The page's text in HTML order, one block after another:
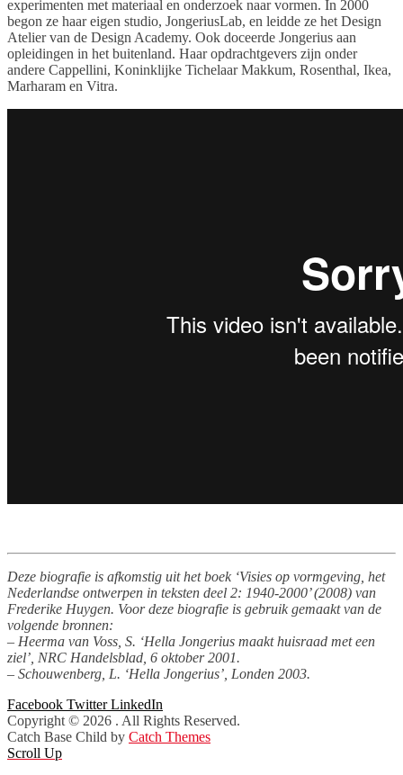
experimenten met materiaal en onderzoek naar vormen. In 2000
begon ze haar eigen studio, JongeriusLab, en leidde ze het Design
Atelier van de Design Academy. Ook doceerde Jongerius aan
opleidingen in het buitenland. Haar opdrachtgevers zijn onder
andere Cappellini, Koninklijke Tichelaar Makkum, Rosenthal, Ikea,
Marharam en Vitra.
Deze biografie is afkomstig uit het boek ‘Visies op vormgeving, het
Nederlandse ontwerpen in teksten deel 2: 1940-2000’ (2008) van
Frederike Huygen. Voor deze biografie is gebruik gemaakt van de
volgende bronnen:
– Heerma van Voss, S. ‘Hella Jongerius maakt huisraad met een
ziel’, NRC Handelsblad, 6 oktober 2001.
– Schouwenberg, L. ‘Hella Jongerius’, Londen 2003.
Facebook Twitter LinkedIn
Copyright © 2026 . All Rights Reserved.
Catch Base Child by Catch Themes
Scroll Up